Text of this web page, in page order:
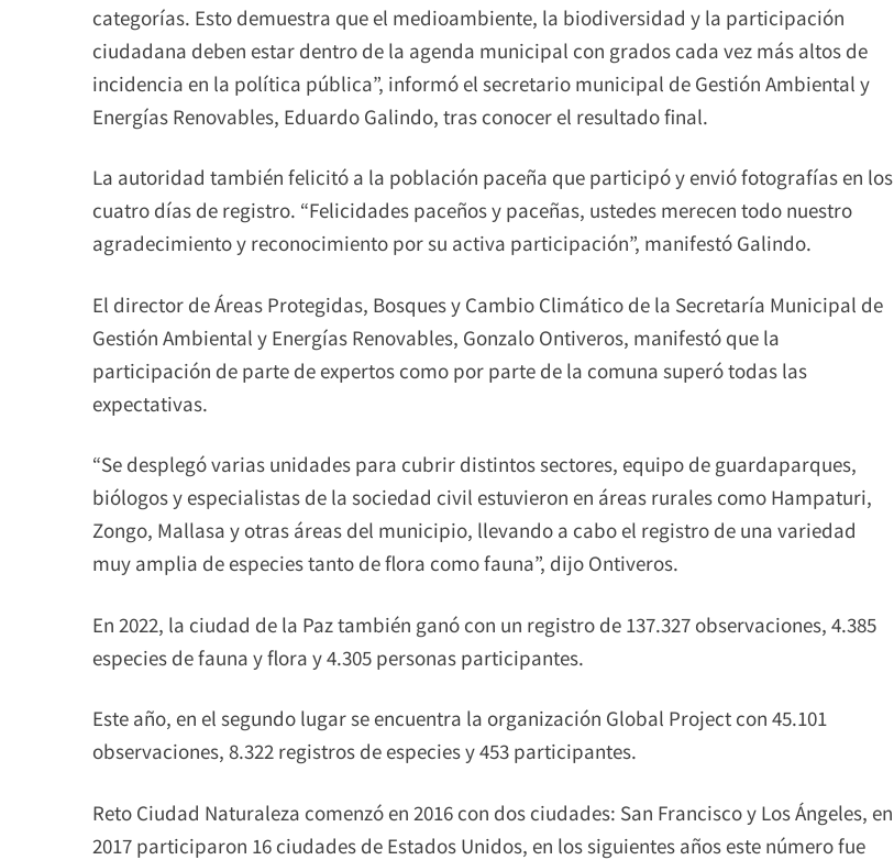
categorías. Esto demuestra que el medioambiente, la biodiversidad y la participación
ciudadana deben estar dentro de la agenda municipal con grados cada vez más altos de
incidencia en la política pública”, informó el secretario municipal de Gestión Ambiental y
Energías Renovables, Eduardo Galindo, tras conocer el resultado final.
La autoridad también felicitó a la población paceña que participó y envió fotografías en los
cuatro días de registro. “Felicidades paceños y paceñas, ustedes merecen todo nuestro
agradecimiento y reconocimiento por su activa participación”, manifestó Galindo.
El director de Áreas Protegidas, Bosques y Cambio Climático de la Secretaría Municipal de
Gestión Ambiental y Energías Renovables, Gonzalo Ontiveros, manifestó que la
participación de parte de expertos como por parte de la comuna superó todas las
expectativas.
“Se desplegó varias unidades para cubrir distintos sectores, equipo de guardaparques,
biólogos y especialistas de la sociedad civil estuvieron en áreas rurales como Hampaturi,
Zongo, Mallasa y otras áreas del municipio, llevando a cabo el registro de una variedad
muy amplia de especies tanto de flora como fauna”, dijo Ontiveros.
En 2022, la ciudad de la Paz también ganó con un registro de 137.327 observaciones, 4.385
especies de fauna y flora y 4.305 personas participantes.
Este año, en el segundo lugar se encuentra la organización Global Project con 45.101
observaciones, 8.322 registros de especies y 453 participantes.
Reto Ciudad Naturaleza comenzó en 2016 con dos ciudades: San Francisco y Los Ángeles, en
2017 participaron 16 ciudades de Estados Unidos, en los siguientes años este número fue